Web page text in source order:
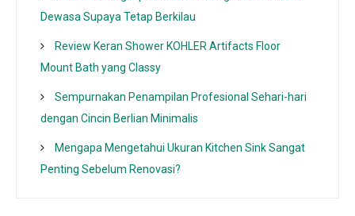
Dewasa Supaya Tetap Berkilau
Review Keran Shower KOHLER Artifacts Floor
Mount Bath yang Classy
Sempurnakan Penampilan Profesional Sehari-hari
dengan Cincin Berlian Minimalis
Mengapa Mengetahui Ukuran Kitchen Sink Sangat
Penting Sebelum Renovasi?